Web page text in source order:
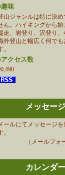
味
山ジャンルは特に決め
ん。ハイキングから始
走、岩登り、沢登り、
外登山と幅広く何でも
。
クセス数
メッセージ
ールにてメッセージを
。
（メールフォ
カレンダー